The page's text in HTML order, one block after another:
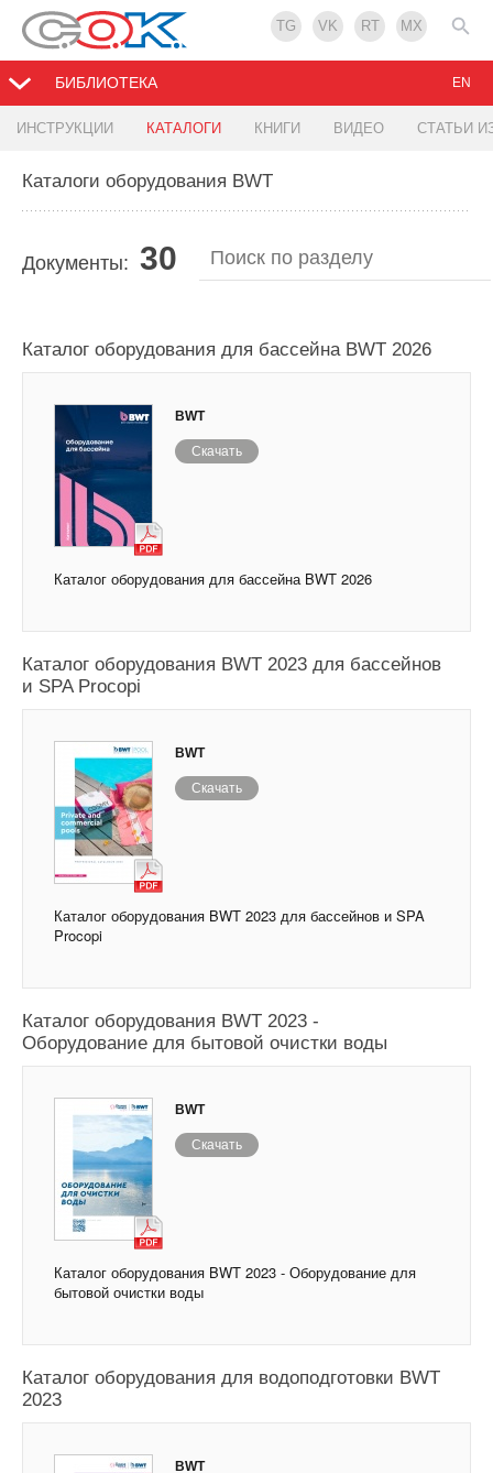
TG VK RT MX
БИБЛИОТЕКА
ИНСТРУКЦИИ КАТАЛОГИ КНИГИ ВИДЕО СТАТЬИ
EN
Каталоги оборудования BWT
Документы: 30
Каталог оборудования для бассейна BWT 2026
BWT
Скачать
Каталог оборудования для бассейна BWT 2026
Каталог оборудования BWT 2023 для бассейнов
и SPA Procopi
BWT
Скачать
Каталог оборудования BWT 2023 для бассейнов и SPA
Procopi
Каталог оборудования BWT 2023 -
Оборудование для бытовой очистки воды
BWT
Скачать
Каталог оборудования BWT 2023 - Оборудование для
бытовой очистки воды
Каталог оборудования для водоподготовки BWT
2023
BWT